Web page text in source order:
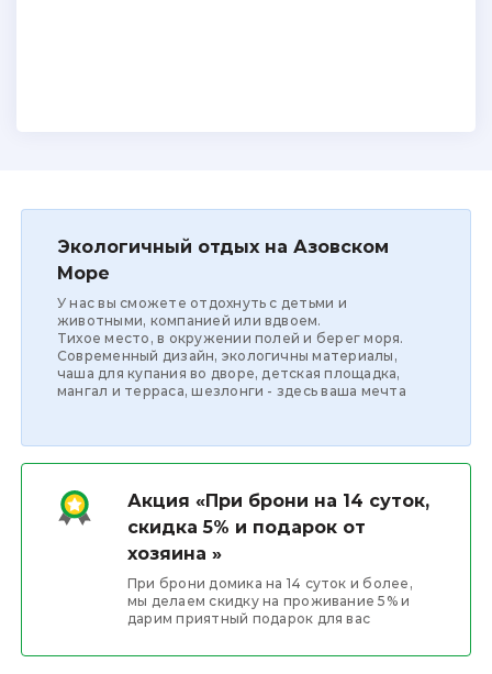
Экологичный отдых на Азовском
Море
У нас вы сможете отдохнуть с детьми и
животными, компанией или вдвоем.
Тихое место, в окружении полей и берег моря.
Современный дизайн, экологичны материалы,
чаша для купания во дворе, детская площадка,
мангал и терраса, шезлонги - здесь ваша мечта
Акция «При брони на 14 суток,
скидка 5% и подарок от
хозяина »
При брони домика на 14 суток и более,
мы делаем скидку на проживание 5% и
дарим приятный подарок для вас